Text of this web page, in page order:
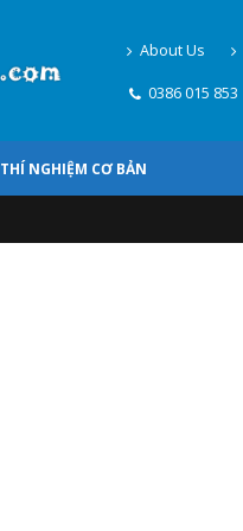
About Us
0386 015 853
THÍ NGHIỆM CƠ BẢN